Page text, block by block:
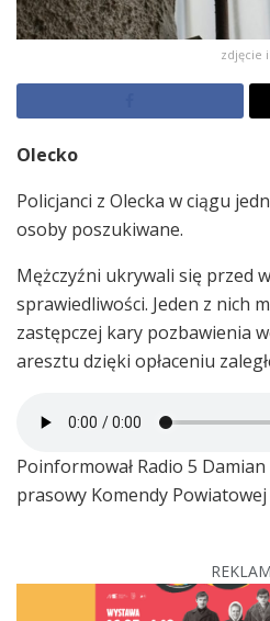
zdjęcie
Olecko
Policjanci z Olecka w ciągu
osoby poszukiwane.
Mężczyźni ukrywali się przed
sprawiedliwości. Jeden z nich
zastępczej kary pozbawienia
aresztu dzięki opłaceniu
Poinformował Radio 5
prasowy Komendy Powiatowej